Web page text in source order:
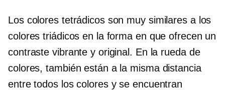
Los colores tetrádicos son muy similares a los
colores triádicos en la forma en que ofrecen un
contraste vibrante y original. En la rueda de
colores, también están a la misma distancia
entre todos los colores y se encuentran